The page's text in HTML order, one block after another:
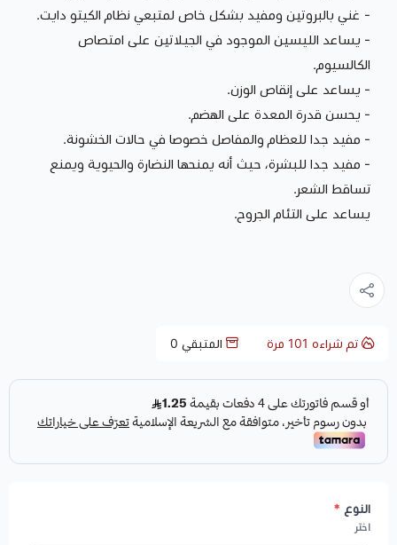
- غني بالبروتين ومفيد بشكل خاص لمتبعي نظام الكيتو دايت.
- يساعد الليسين الموجود في الجيلاتين على امتصاص
الكالسيوم.
- يساعد على إنقاص الوزن.
- يحسن قدرة المعدة على الهضم.
- مفيد جدا للعظام والمفاصل خصوصا في حالات الخشونة.
- مفيد جدا للبشرة، حيث أنه يمنحها النضارة والحيوية ويمنع
تساقط الشعر.
يساعد على التئام الجروح.
تم شراءه 101 مرة المتبقي 0
النوع *
اختر